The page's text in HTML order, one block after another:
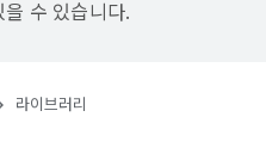
수 있습니다.
라이브러리